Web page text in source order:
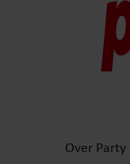
Over Party